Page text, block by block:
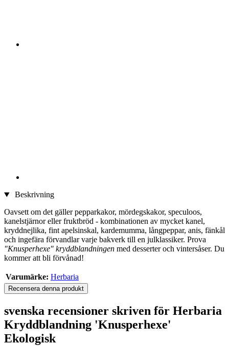
Beskrivning
Oavsett om det gäller pepparkakor, mördegskakor, speculoos,
kanelstjärnor eller fruktbröd - kombinationen av mycket kanel,
kryddnejlika, fint apelsinskal, kardemumma, långpeppar, anis, fänkål
och ingefära förvandlar varje bakverk till en julklassiker. Prova
"Knusperhexe" kryddblandningen med desserter och vintersåser. Du
kommer att bli förvånad!
Varumärke: Herbaria
Recensera denna produkt
svenska recensioner skriven för Herbaria
Kryddblandning 'Knusperhexe'
Ekologisk